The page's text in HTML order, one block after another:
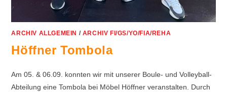
ARCHIV ALLGEMEIN / ARCHIV FI/GS/YO/FIA/REHA
Höffner Tombola
Am 05. & 06.09. konnten wir mit unserer Boule- und Volleyball-
Abteilung eine Tombola bei Möbel Höffner veranstalten. Durch